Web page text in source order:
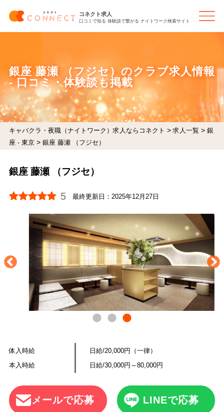
コネクト求人
口コミで知る 体験談で繋がる ナイトワーク検索サイト
銀座 藤瀬 （フジセ）のクラブ求人情報
- 口コミ・体験談も掲載
キャバクラ・夜職（ナイトワーク）求人ならコネクト >求人一覧 > 銀
座 - 東京> 銀座 藤瀬 （フジセ）
銀座 藤瀬 （フジセ）
5 最終更新日：2025年12月27日
体入時給
日給/20,000円（一律）
本入時給
日給/30,000円～80,000円
メールで応募 LINEで応募